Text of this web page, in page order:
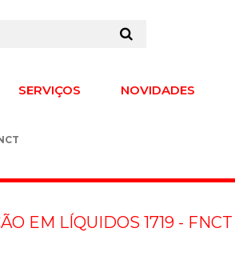
SERVIÇOS NOVIDADES
EM LÍQUIDOS 1719 - FNCT